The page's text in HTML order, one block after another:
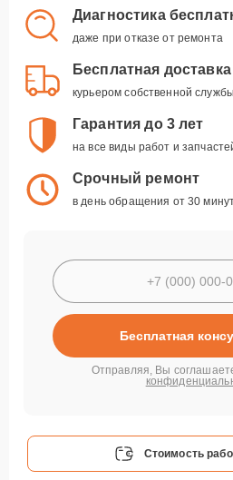
Диагностика
даже при отказе от ремонта
Бесплатная доставка
курьером собственной службы
Гарантия до 3 лет
на все виды работ и
Срочный ремонт
в день обращения от 30
Бесплатная
Отправляя, Вы
Стоимость